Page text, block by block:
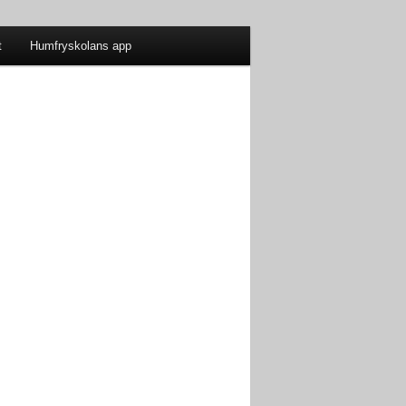
Humfryskolans app